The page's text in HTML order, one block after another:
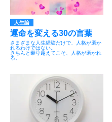
人生論
運命を変える30の言葉
さまざまな人生経験だけで、人格が磨か
れるわけではない。
きちんと乗り越えてこそ、人格が磨かれ
る。